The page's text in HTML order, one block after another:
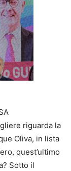
riguarda la
Oliva, in lista
quest’ultimo
Sotto il